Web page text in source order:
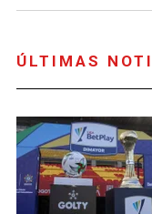
ÚLTIMAS